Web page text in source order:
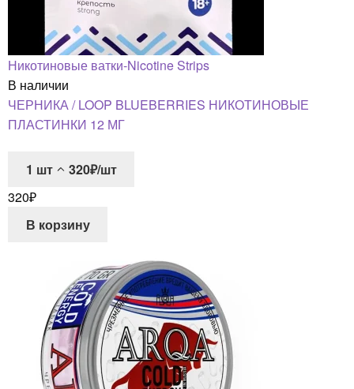
Никотиновые ватки-Nicotine Strips
В наличии
ЧЕРНИКА / LOOP BLUEBERRIES НИКОТИНОВЫЕ
ПЛАСТИНКИ 12 МГ
1 шт
320₽/шт
320₽
В корзину